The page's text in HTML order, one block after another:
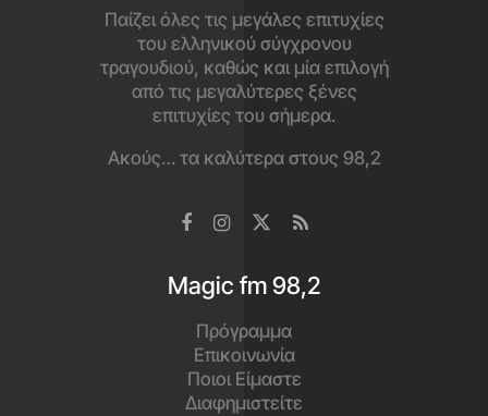
Παίζει όλες τις μεγάλες επιτυχίες
του ελληνικού σύγχρονου
τραγουδιού, καθώς και μία επιλογή
από τις μεγαλύτερες ξένες
επιτυχίες του σήμερα.
Ακούς… τα καλύτερα στους 98,2
Magic fm 98,2
Πρόγραμμα
Επικοινωνία
Ποιοι Είμαστε
Διαφημιστείτε